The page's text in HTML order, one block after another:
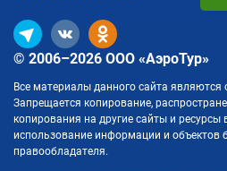
© 2006–2026 ООО «АэроТур»
Все материалы данного сайта являются
Запрещается копирование,
копирования на другие сайты и
использование информации и объектов
правообладателя.